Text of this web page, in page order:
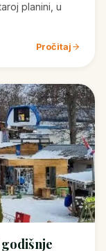
planini, u
Pročitaj